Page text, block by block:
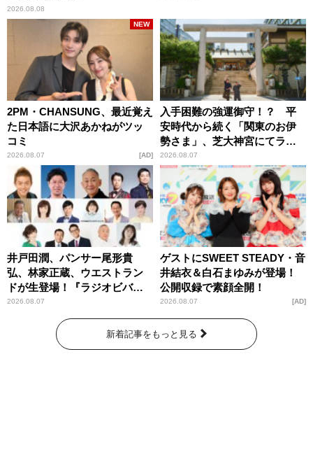
2026.08.08
2PM・CHANSUNG、最近覚え
た日本語に大沢あかねがツッ
コミ
2026.08.07
NEW
AD
入手困難の強運御守！？ 平
安時代から続く「関東のお伊
勢さま」、芝大神宮にてラン
パンプスが合格祈願！
2026.08.07
井戸田潤、パンサー尾形貴
弘、林家正蔵、ウエストラン
ドが生登場！『ラジオビバリ
ー昼ズ』
2026.08.07
ゲストにSWEET STEADY・音
井結衣＆白石まゆみが登場！
公開収録で素顔全開！
2026.08.07 AD
新着記事をもっと見る